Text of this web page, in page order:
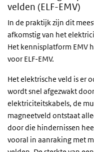
velden (ELF-EMV)
In de praktijk zijn dit
afkomstig van het
Het kennisplatform EMV
voor ELF-EMV.
Het elektrische veld is er
wordt snel afgezwakt
elektriciteitskabels, de
magneetveld ontstaat
door die hindernissen
vooral in aanraking met